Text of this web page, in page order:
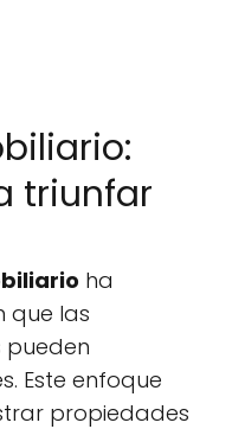
triunfar
ha
que las
pueden
Este enfoque
propiedades